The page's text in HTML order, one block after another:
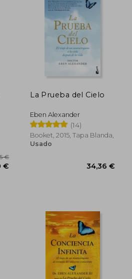
La Prueba del Cielo
Eben Alexander
(14)
Booket, 2015, Tapa Blanda,
Usado